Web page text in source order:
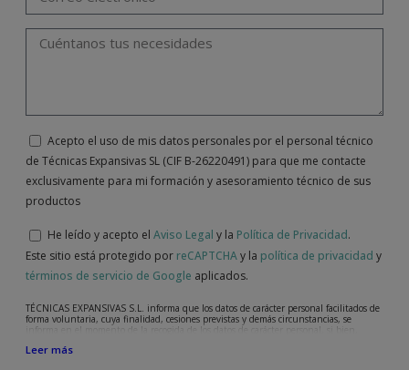
Acepto el uso de mis datos personales por el personal técnico
de Técnicas Expansivas SL (CIF B-26220491) para que me contacte
exclusivamente para mi formación y asesoramiento técnico de sus
productos
He leído y acepto el Aviso Legal y la Política de Privacidad.
Este sitio está protegido por reCAPTCHAy la política de privacidad y
términos de servicio de Google aplicados.
TÉCNICAS EXPANSIVAS S.L. informa que los datos de carácter personal facilitados de
forma voluntaria, cuya finalidad, cesiones previstas y demás circunstancias, se
informa en el momento de la recogida de los datos de carácter personal, si bien,
su solicitud, queja o duda planteada, mantenimiento de la relación establecida, la
Leer más